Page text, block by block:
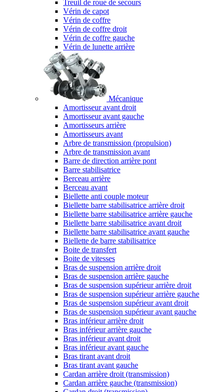
Treuil de roue de secours
Vérin de capot
Vérin de coffre
Vérin de coffre droit
Vérin de coffre gauche
Vérin de lunette arrière
Mécanique
Amortisseur avant droit
Amortisseur avant gauche
Amortisseurs arrière
Amortisseurs avant
Arbre de transmission (propulsion)
Arbre de transmission avant
Barre de direction arrière pont
Barre stabilisatrice
Berceau arrière
Berceau avant
Biellette anti couple moteur
Biellette barre stabilisatrice arrière droit
Biellette barre stabilisatrice arrière gauche
Biellette barre stabilisatrice avant droit
Biellette barre stabilisatrice avant gauche
Biellette de barre stabilisatrice
Boite de transfert
Boite de vitesses
Bras de suspension arrière droit
Bras de suspension arrière gauche
Bras de suspension supérieur arrière droit
Bras de suspension supérieur arrière gauche
Bras de suspension supérieur avant droit
Bras de suspension supérieur avant gauche
Bras inférieur arrière droit
Bras inférieur arrière gauche
Bras inférieur avant droit
Bras inférieur avant gauche
Bras tirant avant droit
Bras tirant avant gauche
Cardan arrière droit (transmission)
Cardan arrière gauche (transmission)